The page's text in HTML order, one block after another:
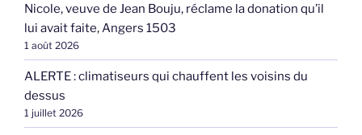
Nicole, veuve de Jean Bouju, réclame la donation qu’il
lui avait faite, Angers 1503
1 août 2026
ALERTE : climatiseurs qui chauffent les voisins du
dessus
1 juillet 2026